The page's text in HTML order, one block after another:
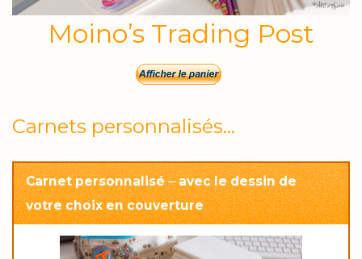
Moino’s Trading Post
Carnets personnalisés…
Carnet personnalisé ⏤ avec le dessin de
votre choix en couverture